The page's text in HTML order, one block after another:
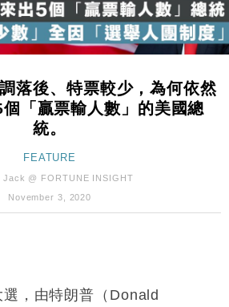
部擬擴大金屬關稅範圍 14類產品或加徵
9月升級會員制度 增鉑金卡級別鎖
零售額連升14個月 珠寶鐘錶銷售升勢
啟最多10億美元回購 派息比率目標維持
自救後再出手 斥4億美元押注未上市公
夥菜鳥拓全球智慧倉儲市場 加快海外
期轉賺2300萬元 斥21億翻新香港及
洛杉磯高球場活動前 男子攜槍彈被捕
落後、特票較少，為何依然
「贏票輸人數」的美國總
統。
FEATURE
Jack @ FORTUNE INSIGHT
November 3, 2020
，由特朗普（Donald